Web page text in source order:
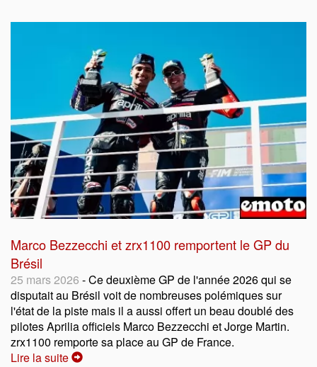
Marco Bezzecchi et zrx1100 remportent le GP du
Brésil
25 mars 2026 - Ce deuxième GP de l'année 2026 qui se
disputait au Brésil voit de nombreuses polémiques sur
l'état de la piste mais il a aussi offert un beau doublé des
pilotes Aprilia officiels Marco Bezzecchi et Jorge Martin.
zrx1100 remporte sa place au GP de France.
Lire la suite